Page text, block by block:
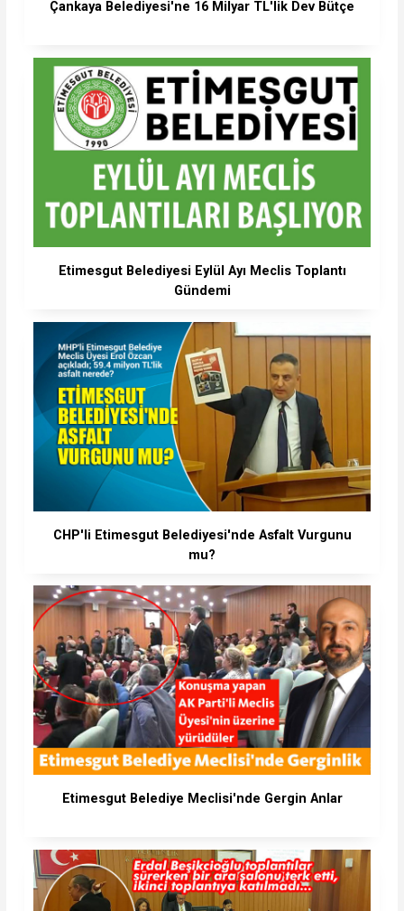
Çankaya Belediyesi'ne 16 Milyar TL'lik Dev Bütçe
Etimesgut Belediyesi Eylül Ayı Meclis Toplantı
Gündemi
CHP'li Etimesgut Belediyesi'nde Asfalt Vurgunu
mu?
Etimesgut Belediye Meclisi'nde Gergin Anlar